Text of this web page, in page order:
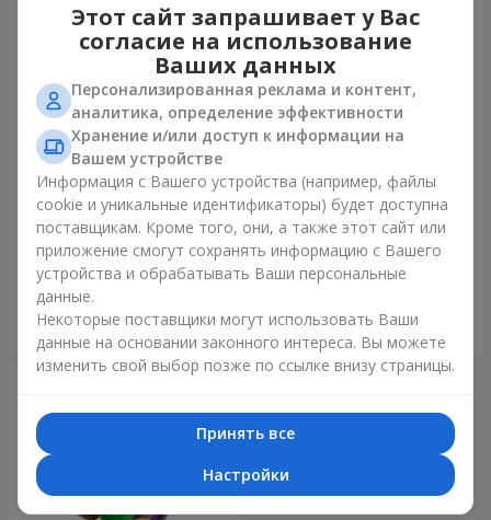
Фонтан шаров "Небо"
Заказать
Фонтан шаров "Розовое
золото"
Заказать
Этот сайт запрашивает у Вас
согласие на использование
Ваших данных
Персонализированная реклама и контент,
аналитика, определение эффективности
Хранение и/или доступ к информации на
Вашем устройстве
Информация с Вашего устройства (например, файлы
cookie и уникальные идентификаторы) будет доступна
поставщикам. Кроме того, они, а также этот сайт или
приложение смогут сохранять информацию с Вашего
устройства и обрабатывать Ваши персональные
данные.
Некоторые поставщики могут использовать Ваши
данные на основании законного интереса. Вы можете
изменить свой выбор позже по ссылке внизу страницы.
Принять все
Настройки